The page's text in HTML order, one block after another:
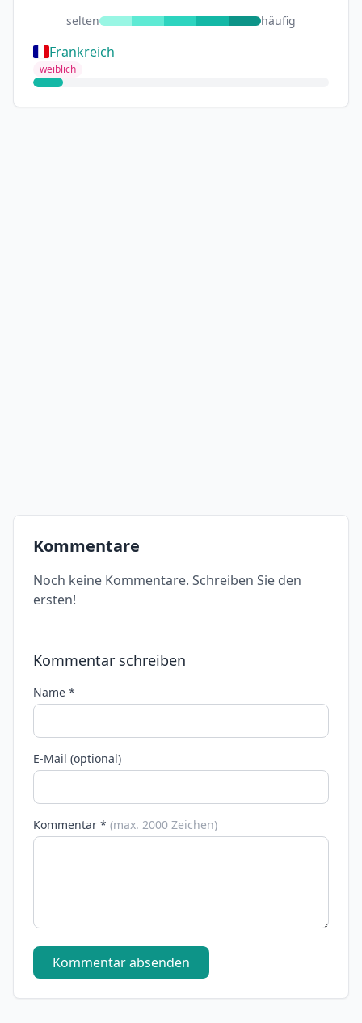
selten häufig
Frankreich
weiblich
Kommentare
Noch keine Kommentare. Schreiben Sie den
ersten!
Kommentar schreiben
Name *
E-Mail (optional)
Kommentar * (max. 2000 Zeichen)
Kommentar absenden